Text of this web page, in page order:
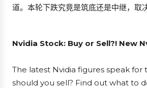
道。本轮下跌究竟是筑底还是中继，取
Nvidia Stock: Buy or Sell?! New
The latest Nvidia figures speak
should you sell? Find out what to